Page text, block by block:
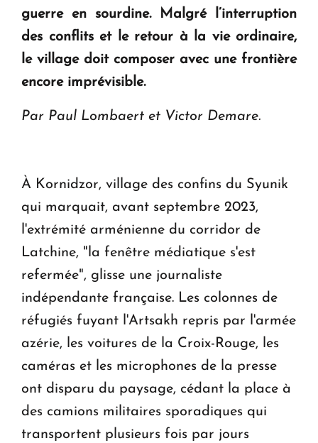
guerre en sourdine. Malgré l’interruption
des conflits et le retour à la vie ordinaire,
le village doit composer avec une frontière
encore imprévisible.
Par Paul Lombaert et Victor Demare.
À Kornidzor, village des confins du Syunik
qui marquait, avant septembre 2023,
l'extrémité arménienne du corridor de
Latchine, "la fenêtre médiatique s'est
refermée", glisse une journaliste
indépendante française. Les colonnes de
réfugiés fuyant l'Artsakh repris par l'armée
azérie, les voitures de la Croix-Rouge, les
caméras et les microphones de la presse
ont disparu du paysage, cédant la place à
des camions militaires sporadiques qui
transportent plusieurs fois par jours